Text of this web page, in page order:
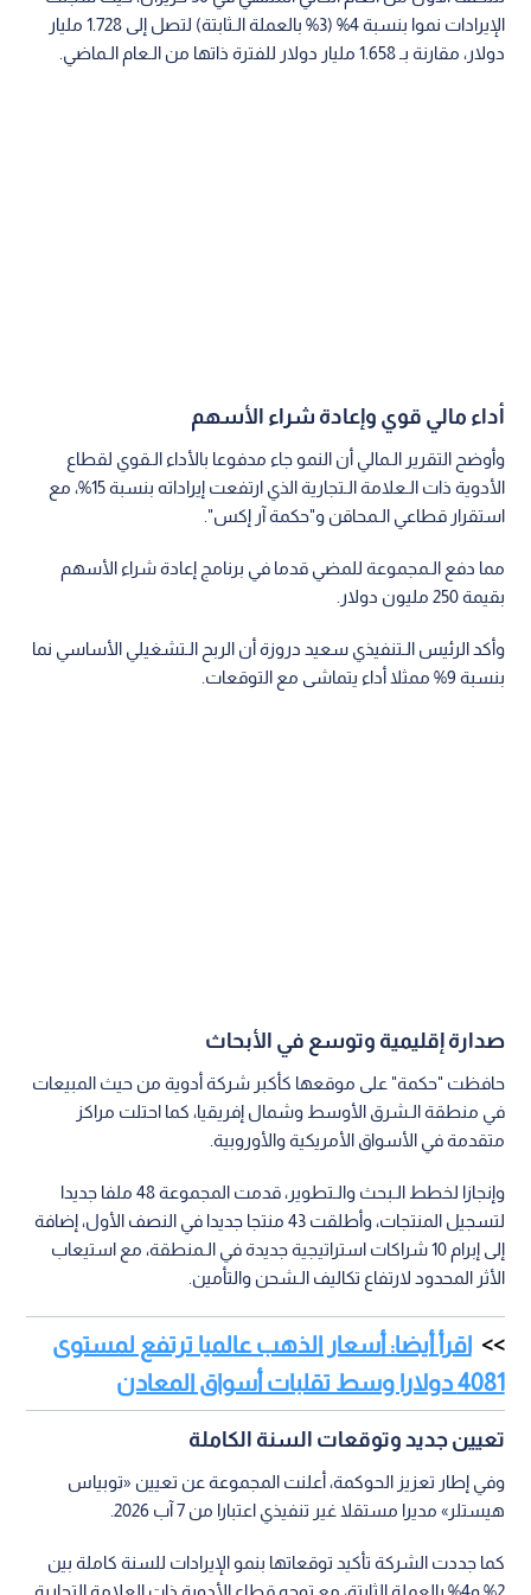
الإيرادات نموا بنسبة 4% (3% بالعملة الـثابتة) لتصل إلى 1.728 مليار
دولار، مقارنة بـ 1.658 مليار دولار للفترة ذاتها من الـعام الـماضي.
أداء مالي قوي وإعادة شراء الأسهم
وأوضح التقرير الـمالي أن النمو جاء مدفوعا بالأداء الـقوي لقطاع
الأدوية ذات الـعلامة الـتجارية الذي ارتفعت إيراداته بنسبة 15%، مع
استقرار قطاعي الـمحاقن و"حكمة آر إكس".
مما دفع الـمجموعة للمضي قدما في برنامج إعادة شراء الأسهم
بقيمة 250 مليون دولار.
وأكد الرئيس الـتنفيذي سعيد دروزة أن الربح الـتشغيلي الأساسي نما
بنسبة 9% ممثلا أداء يتماشى مع التوقعات.
صدارة إقليمية وتوسع في الأبحاث
حافظت "حكمة" على موقعها كأكبر شركة أدوية من حيث المبيعات
في منطقة الـشرق الأوسط وشمال إفريقيا، كما احتلت مراكز
متقدمة في الأسواق الأمريكية والأوروبية.
وإنجازا لخطط الـبحث والـتطوير، قدمت المجموعة 48 ملفا جديدا
لتسجيل المنتجات، وأطلقت 43 منتجا جديدا في النصف الأول، إضافة
إلى إبرام 10 شراكات استراتيجية جديدة في الـمنطقة، مع استيعاب
الأثر المحدود لارتفاع تكاليف الـشحن والتأمين.
اقرأ أيضا: أسعار الذهب عالميا ترتفع لمستوى
4081 دولارا وسط تقلبات أسواق المعادن
تعيين جديد وتوقعات السنة الكاملة
وفي إطار تعزيز الحوكمة، أعلنت المجموعة عن تعيين «توبياس
هيستلر» مديرا مستقلا غير تنفيذي اعتبارا من 7 آب 2026.
كما جددت الشركة تأكيد توقعاتها بنمو الإيرادات للسنة كاملة بين
2% و4% بالعملة الثابتة، مع توجه قطاع الأدوية ذات العلامة التجارية